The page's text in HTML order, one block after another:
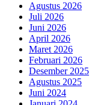
Agustus 2026
Juli 2026
Juni 2026
April 2026
Maret 2026
Februari 2026
Desember 2025
Agustus 2025
Juni 2024